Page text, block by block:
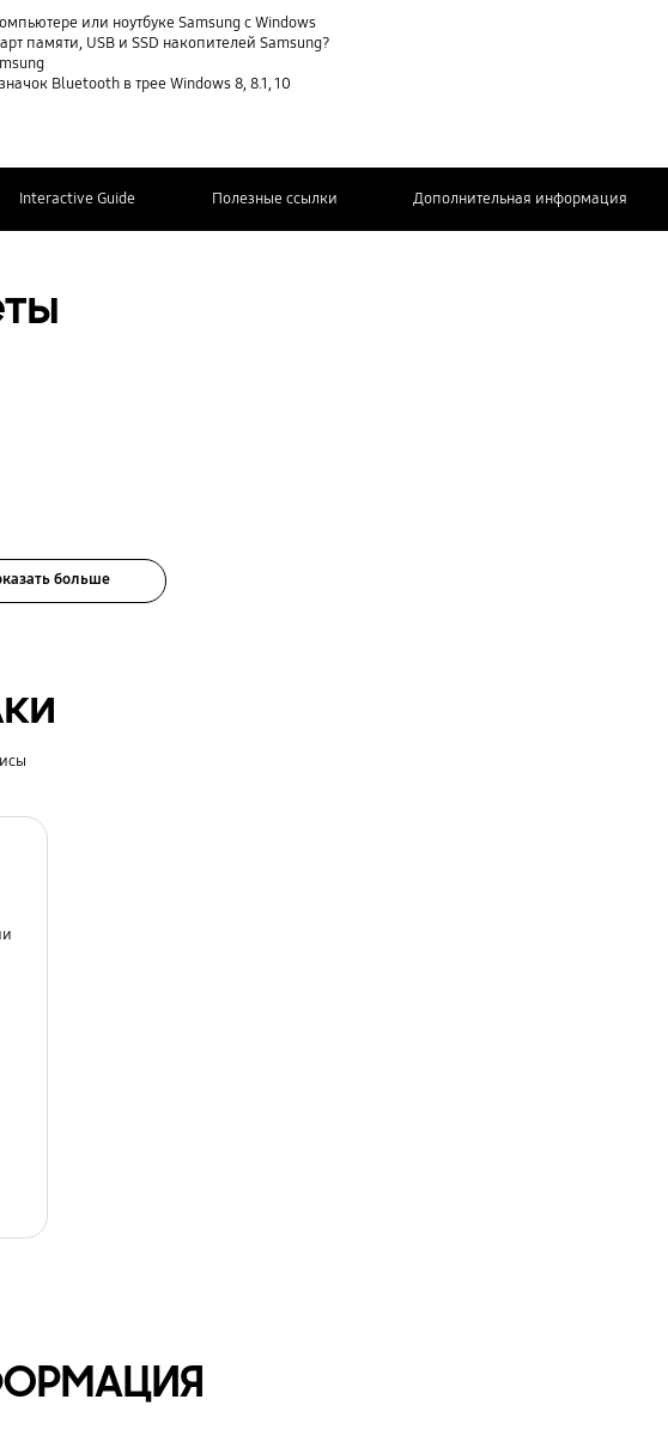
или ноутбуке Samsung с Windows
памяти, USB и SSD накопителей Samsung?
Bluetooth в трее Windows 8, 8.1, 10
Interactive Guide Полезные ссылки Дополнительная информация
больше